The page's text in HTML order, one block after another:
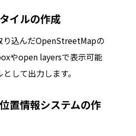
イルの作成
り込んだOpenStreetMapの
やopen layersで表示可能
して出力します。
置情報システムの作